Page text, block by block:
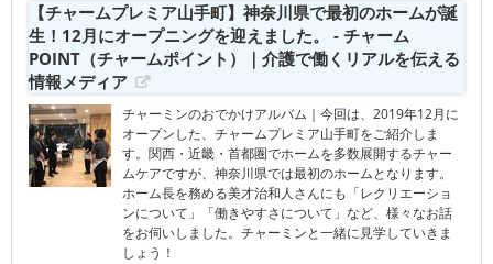
【チャームプレミア山手町】神奈川県で最初のホームが誕
生！12月にオープニングを迎えました。 - チャーム
POINT（チャームポイント）｜介護で働くリアルを伝える
情報メディア
チャーミンのおでかけアルバム｜今回は、2019年12月に
オープンした、チャームプレミア山手町をご紹介しま
す。関西・近畿・首都圏でホームを多数展開するチャー
ムケアですが、神奈川県では最初のホームとなります。
ホーム長を務める美才治和人さんにも「レクリエーショ
ンについて」「働きやすさについて」など、様々なお話
をお伺いしました。チャーミンと一緒に見学していきま
しょう！